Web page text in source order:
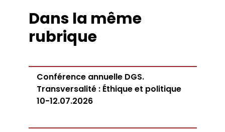
Dans la même
rubrique
Conférence annuelle DGS.
Transversalité : Éthique et politique
10-12.07.2026